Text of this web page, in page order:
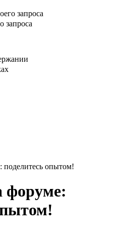
запроса
запроса
поделитесь опытом!
форуме: